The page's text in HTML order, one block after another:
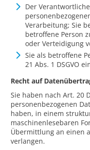
Der
Verarbeitung; Sie
betroffene Person
oder Verteidigung
Sie als betroffene
21 Abs. 1 DSGVO
Recht auf
Sie haben nach Art. 20
personenbezogenen
haben, in einem
maschinenlesebaren
Übermittlung an einen
verlangen.